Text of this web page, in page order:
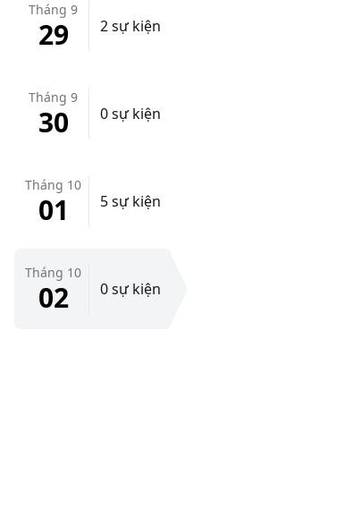
Tháng 9
29 2 sự kiện
Tháng 9
30 0 sự kiện
Tháng 10
01 5 sự kiện
Tháng 10
02 0 sự kiện